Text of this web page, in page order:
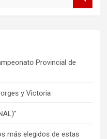
Provincial de
y Victoria
más elegidos de estas